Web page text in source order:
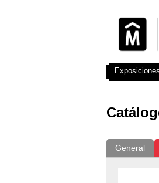
General
Exposiciones